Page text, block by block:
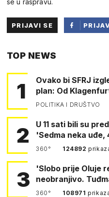
PRIJAVI SE
TOP NEWS
1
Ovako bi SFRJ
plan: Od
POLITIKA I DRUŠTVO
2
U 11 sati bili su pred Kninom. Gotovina:
'Sedma neka
360° 124892
3
'Slobo prije Oluje
neobranjivo.
360° 108971